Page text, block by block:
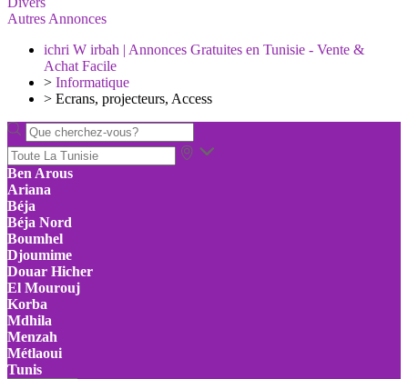
Autres Annonces
ichri W irbah | Annonces Gratuites en Tunisie - Vente &
Achat Facile
> Informatique
> Ecrans, projecteurs, Access
Ben Arous
Ariana
Béja
Béja Nord
Boumhel
Djoumime
Douar Hicher
El Mourouj
Korba
Mdhila
Menzah
Métlaoui
Tunis